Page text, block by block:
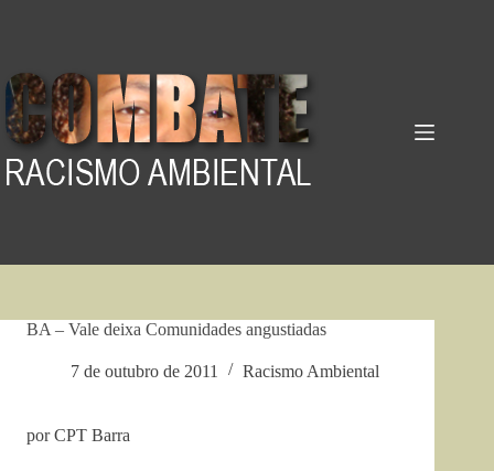
BA – Vale deixa Comunidades angustiadas
7 de outubro de 2011 Racismo Ambiental
por CPT Barra